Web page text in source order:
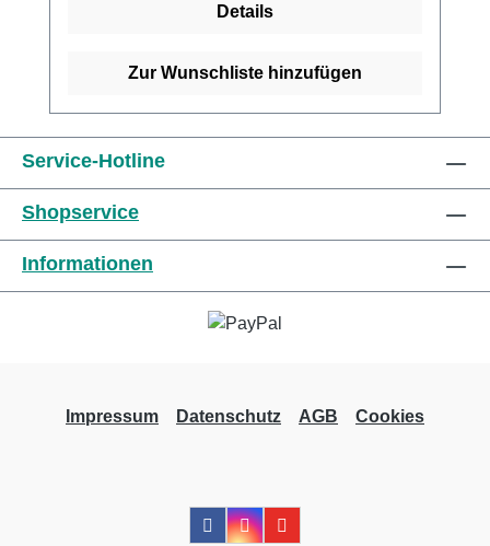
geruchsneutral und bestehen aus 43%
Kaufen Sie jetzt latexfreie Peha-Haftbinden
hervorragenden Kundenservice. Weitere
Details
Zur Wunschliste hinzufügen
Service-Hotline
Shopservice
Informationen
Impressum Datenschutz AGB Cookies